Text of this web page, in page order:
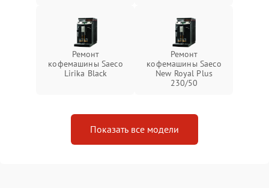
Ремонт
кофемашины Saeco
Lirika Black
Ремонт
кофемашины Saeco
New Royal Plus
230/50
Показать все модели